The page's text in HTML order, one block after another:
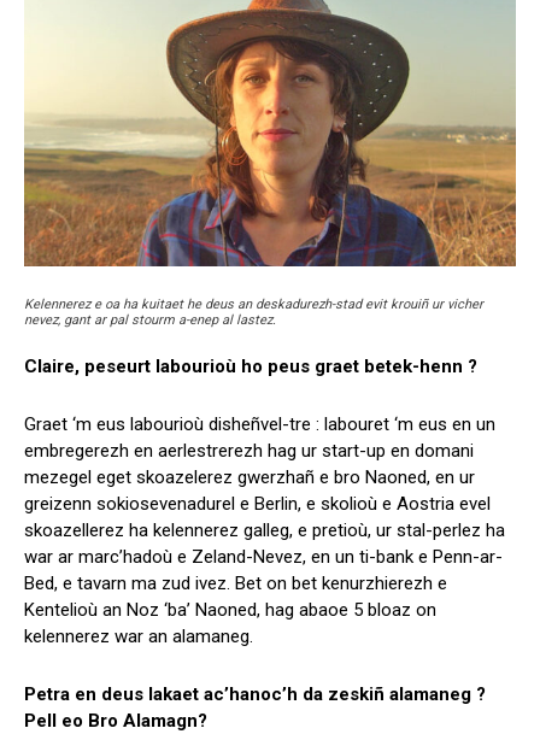
Kelennerez e oa ha kuitaet he deus an deskadurezh-stad evit krouiñ ur vicher
nevez, gant ar pal stourm a-enep al lastez.
Claire, peseurt labourioù ho peus graet betek-henn ?
Graet ‘m eus labourioù disheñvel-tre : labouret ‘m eus en un
embregerezh en aerlestrerezh hag ur start-up en domani
mezegel eget skoazelerez gwerzhañ e bro Naoned, en ur
greizenn sokiosevenadurel e Berlin, e skolioù e Aostria evel
skoazellerez ha kelennerez galleg, e pretioù, ur stal-perlez ha
war ar marc’hadoù e Zeland-Nevez, en un ti-bank e Penn-ar-
Bed, e tavarn ma zud ivez. Bet on bet kenurzhierezh e
Kentelioù an Noz ‘ba’ Naoned, hag abaoe 5 bloaz on
kelennerez war an alamaneg.
Petra en deus lakaet ac’hanoc’h da zeskiñ alamaneg ?
Pell eo Bro Alamagn?